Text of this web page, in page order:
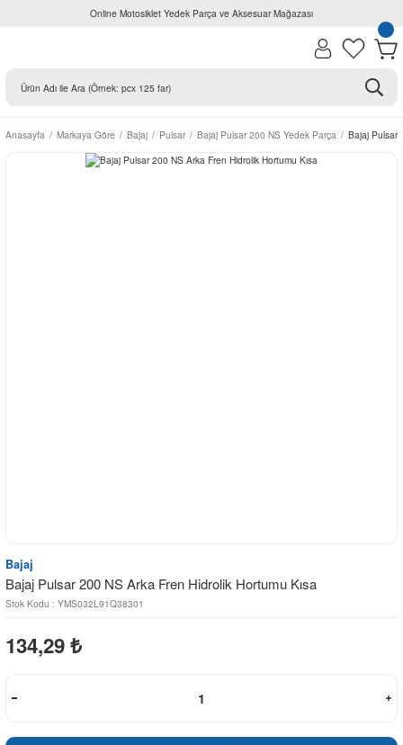
Online Motosiklet Yedek Parça ve Aksesuar Mağazası
Anasayfa Markaya Göre Bajaj Pulsar Bajaj Pulsar 200 NS Yedek Parça Bajaj Pulsar
Bajaj
Bajaj Pulsar 200 NS Arka Fren Hidrolik Hortumu Kısa
Stok Kodu : YMS032L91Q38301
134,29 ₺